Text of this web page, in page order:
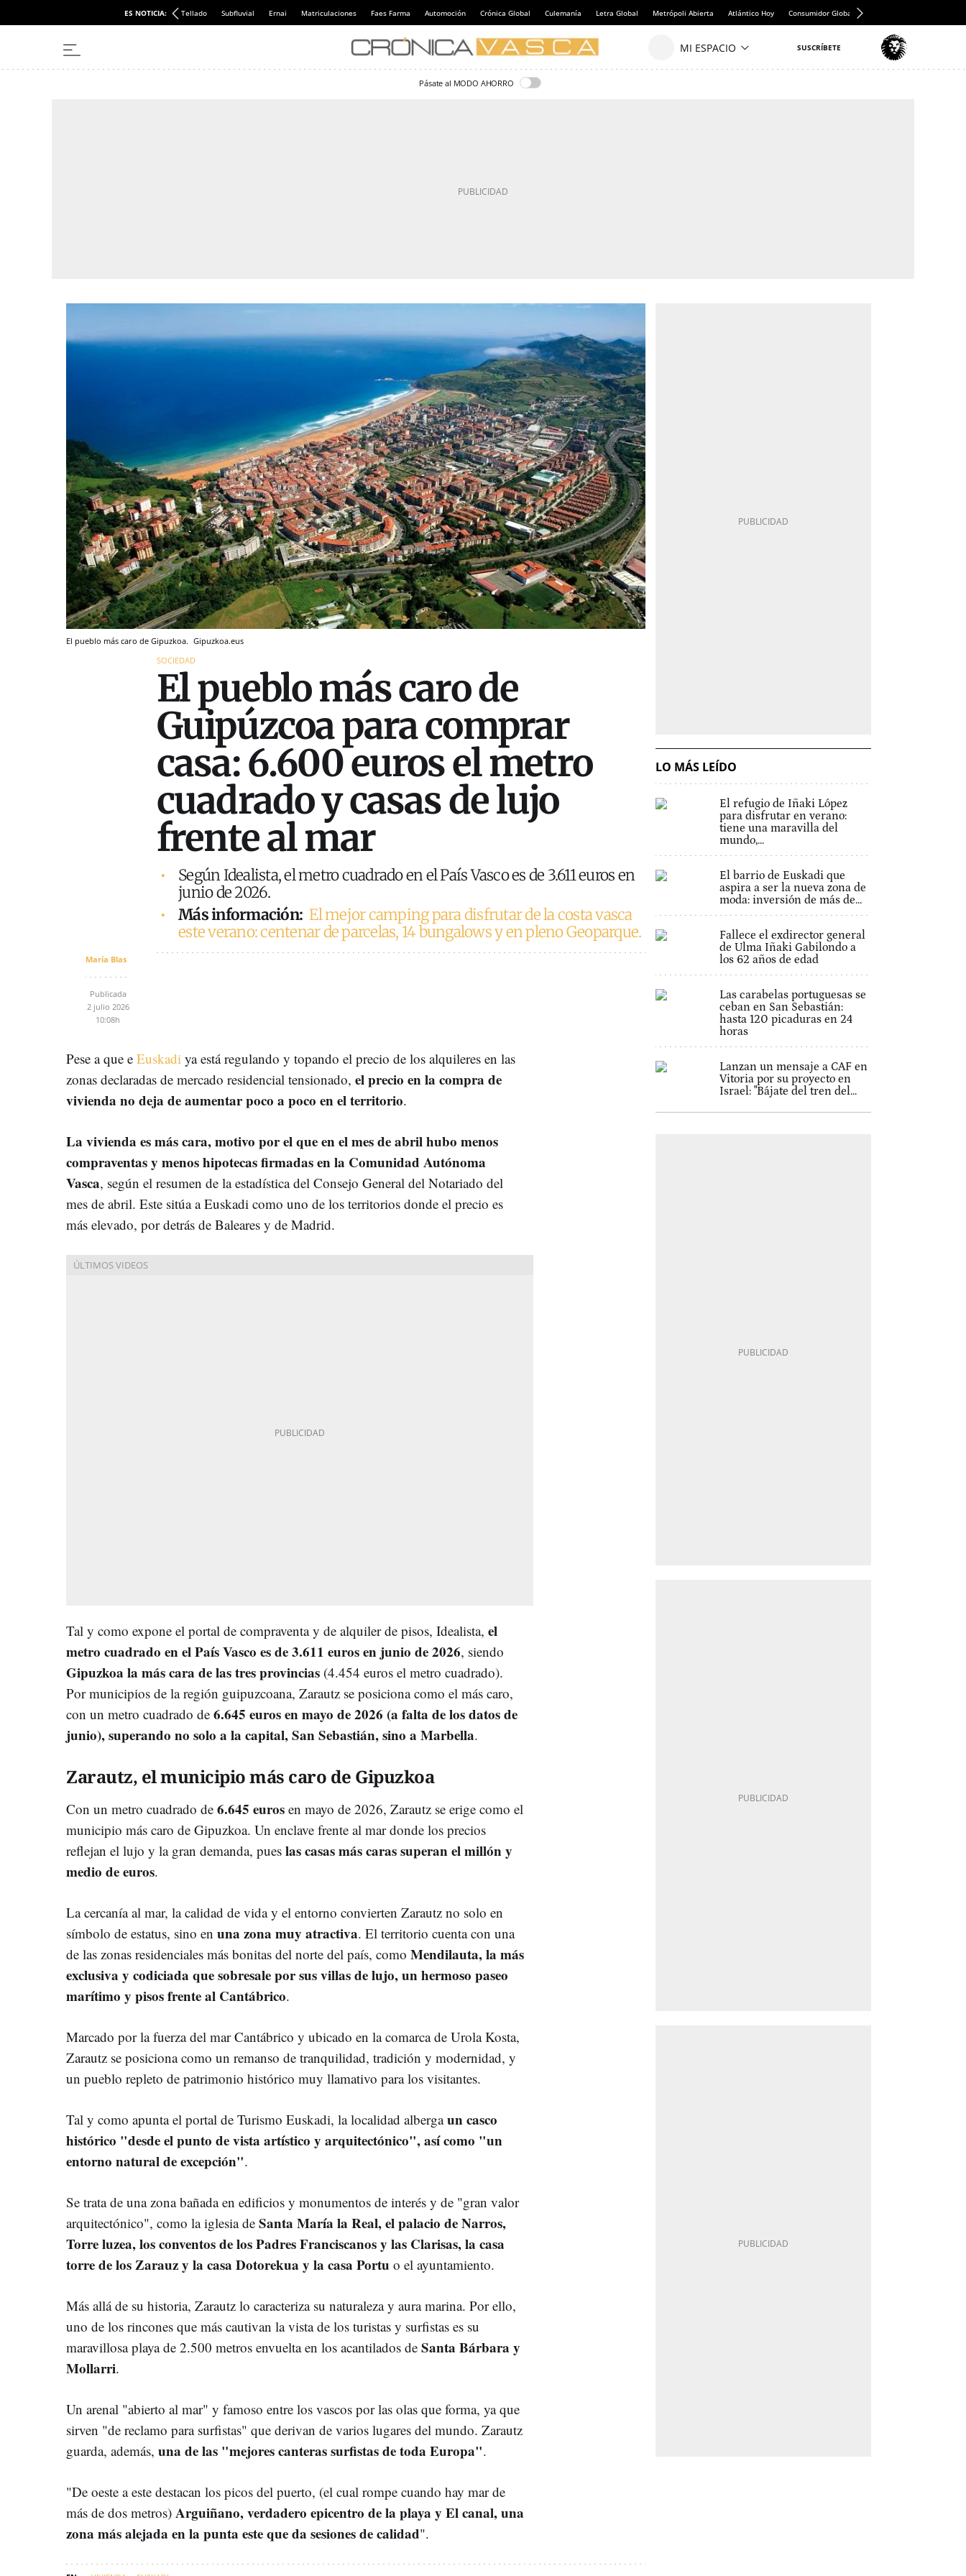
ES NOTICIA: Tellado Subfluvial Ernai Matriculaciones Faes Farma Automoción Crónica Global Culemanía Letra Global Metrópoli Abierta Atlántico Hoy Consumidor Global
Pásate al MODO AHORRO
El pueblo más caro de Gipuzkoa. Gipuzkoa.eus
SOCIEDAD
El pueblo más caro de
Guipúzcoa para comprar
casa: 6.600 euros el metro
cuadrado y casas de lujo
frente al mar
Según Idealista, el metro cuadrado en el País Vasco es de 3.611 euros en
junio de 2026.
Más información: El mejor camping para disfrutar de la costa vasca
este verano: centenar de parcelas, 14 bungalows y en pleno Geoparque.
María Blas
Publicada
2 julio 2026
10:08h
Pese a que e Euskadi ya está regulando y topando el precio de los alquileres en las
zonas declaradas de mercado residencial tensionado, el precio en la compra de
vivienda no deja de aumentar poco a poco en el territorio.
La vivienda es más cara, motivo por el que en el mes de abril hubo menos
compraventas y menos hipotecas firmadas en la Comunidad Autónoma
Vasca, según el resumen de la estadística del Consejo General del Notariado del
mes de abril. Este sitúa a Euskadi como uno de los territorios donde el precio es
más elevado, por detrás de Baleares y de Madrid.
Tal y como expone el portal de compraventa y de alquiler de pisos, Idealista, el
metro cuadrado en el País Vasco es de 3.611 euros en junio de 2026, siendo
Gipuzkoa la más cara de las tres provincias (4.454 euros el metro cuadrado).
Por municipios de la región guipuzcoana, Zarautz se posiciona como el más caro,
con un metro cuadrado de 6.645 euros en mayo de 2026 (a falta de los datos de
junio), superando no solo a la capital, San Sebastián, sino a Marbella.
Zarautz, el municipio más caro de Gipuzkoa
Con un metro cuadrado de 6.645 euros en mayo de 2026, Zarautz se erige como el
municipio más caro de Gipuzkoa. Un enclave frente al mar donde los precios
reflejan el lujo y la gran demanda, pues las casas más caras superan el millón y
medio de euros.
La cercanía al mar, la calidad de vida y el entorno convierten Zarautz no solo en
símbolo de estatus, sino en una zona muy atractiva. El territorio cuenta con una
de las zonas residenciales más bonitas del norte del país, como Mendilauta, la más
exclusiva y codiciada que sobresale por sus villas de lujo, un hermoso paseo
marítimo y pisos frente al Cantábrico.
Marcado por la fuerza del mar Cantábrico y ubicado en la comarca de Urola Kosta,
Zarautz se posiciona como un remanso de tranquilidad, tradición y modernidad, y
un pueblo repleto de patrimonio histórico muy llamativo para los visitantes.
Tal y como apunta el portal de Turismo Euskadi, la localidad albergaun casco
histórico "desde el punto de vista artístico y arquitectónico", así como "un
entorno natural de excepción".
Se trata de una zona bañada en edificios y monumentos de interés y de "gran valor
arquitectónico", como la iglesia de Santa María la Real, el palacio de Narros,
Torre luzea, los conventos de los Padres Franciscanos y las Clarisas, la casa
torre de los Zarauz y la casa Dotorekua y la casa Portu o el ayuntamiento.
Más allá de su historia, Zarautz lo caracteriza su naturaleza y aura marina. Por ello,
uno de los rincones que más cautivan la vista de los turistas y surfistas es su
maravillosa playa de 2.500 metros envuelta en los acantilados de Santa Bárbara y
Mollarri.
Un arenal "abierto al mar" y famoso entre los vascos por las olas que forma, ya que
sirven "de reclamo para surfistas" que derivan de varios lugares del mundo. Zarautz
guarda, además, una de las "mejores canteras surfistas de toda Europa".
"De oeste a este destacan los picos del puerto, (el cual rompe cuando hay mar de
más de dos metros) Arguiñano, verdadero epicentro de la playa y El canal, una
zona más alejada en la punta este que da sesiones de calidad".
LO MÁS LEÍDO
El refugio de Iñaki López
para disfrutar en verano:
tiene una maravilla del
mundo,...
El barrio de Euskadi que
aspira a ser la nueva zona de
moda: inversión de más de...
Fallece el exdirector general
de Ulma Iñaki Gabilondo a
los 62 años de edad
Las carabelas portuguesas se
ceban en San Sebastián:
hasta 120 picaduras en 24
horas
Lanzan un mensaje a CAF en
Vitoria por su proyecto en
Israel: "Bájate del tren del...